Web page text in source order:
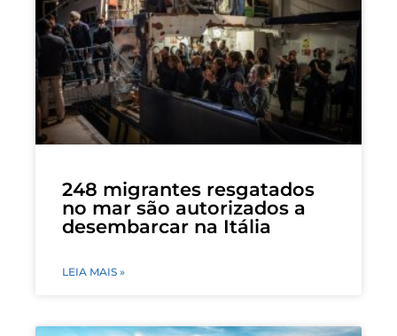
248 migrantes resgatados
no mar são autorizados a
desembarcar na Itália
LEIA MAIS »